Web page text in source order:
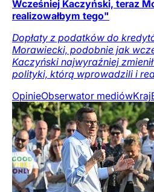
Wcześniej Kaczyński, teraz
realizowałbym tego"
Dopłaty z podatków do
Morawiecki, podobnie jak
Kaczyński najwyraźniej
polityki, którą wprowadzili i
OpinieObserwator mediówKraj